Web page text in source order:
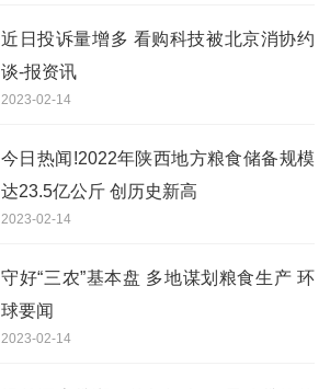
近日投诉量增多 看购科技被北京消协约
谈-报资讯
2023-02-14
今日热闻!2022年陕西地方粮食储备规模
达23.5亿公斤 创历史新高
2023-02-14
守好“三农”基本盘 多地谋划粮食生产 环
球要闻
2023-02-14